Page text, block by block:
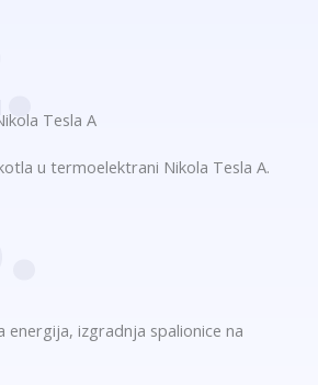
Tesla A​
u termoelektrani Nikola Tesla A.
energija, izgradnja spalionice na